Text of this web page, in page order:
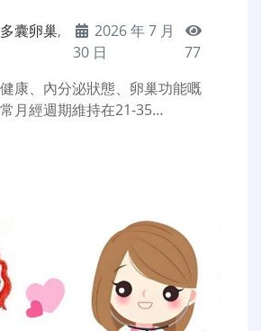
多囊卵巢,
2026 年 7 月
30 日
77
康、內分泌狀態、卵巢功能嘅
常月經週期維持在21-35…